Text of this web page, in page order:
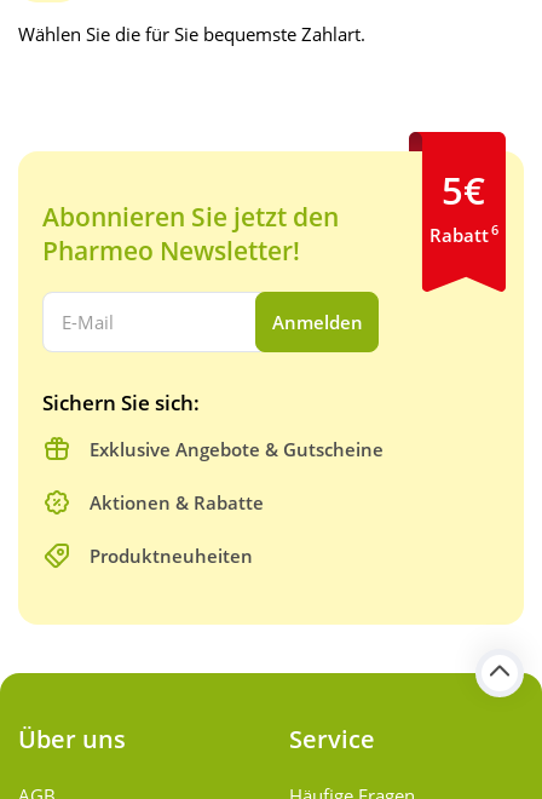
Wählen Sie die für Sie bequemste Zahlart.
Abonnieren Sie jetzt den
Pharmeo Newsletter!
Ihre E-Mail Adresse:
Anmelden
Sichern Sie sich:
Exklusive Angebote & Gutscheine
Aktionen & Rabatte
Produktneuheiten
5€
Rabatt6
Über uns Service